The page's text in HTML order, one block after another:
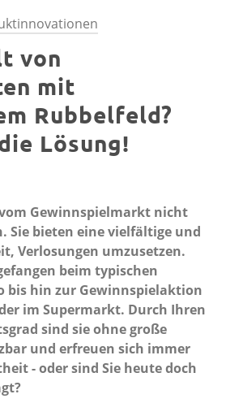
von
mit
Rubbelfeld?
Lösung!
Gewinnspielmarkt nicht
Sie bieten eine vielfältige und
Verlosungen umzusetzen.
beim typischen
bis hin zur Gewinnspielaktion
im Supermarkt. Durch Ihren
sind sie ohne große
und erfreuen sich immer
- oder sind Sie heute doch